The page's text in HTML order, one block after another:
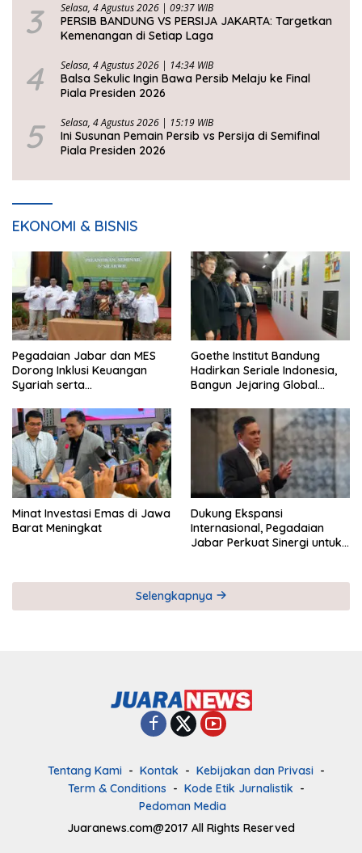
3 Selasa, 4 Agustus 2026 | 09:37 WIB
PERSIB BANDUNG VS PERSIJA JAKARTA: Targetkan
Kemenangan di Setiap Laga
4 Selasa, 4 Agustus 2026 | 14:34 WIB
Balsa Sekulic Ingin Bawa Persib Melaju ke Final
Piala Presiden 2026
5 Selasa, 4 Agustus 2026 | 15:19 WIB
Ini Susunan Pemain Persib vs Persija di Semifinal
Piala Presiden 2026
EKONOMI & BISNIS
Pegadaian Jabar dan MES
Dorong Inklusi Keuangan
Syariah serta
Goethe Institut Bandung
Hadirkan Seriale Indonesia,
Bangun Jejaring Global
Minat Investasi Emas di Jawa
Barat Meningkat
Dukung Ekspansi
Internasional, Pegadaian
Jabar Perkuat Sinergi untuk
Selengkapnya
Tentang Kami Kontak
Kebijakan dan Privasi
Term & Conditions
Kode Etik Jurnalistik
Pedoman Media
Juaranews.com@2017 All Rights Reserved